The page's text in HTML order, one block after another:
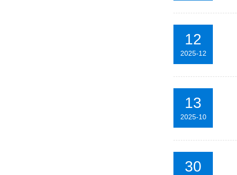
12
2025-12
13
2025-10
30